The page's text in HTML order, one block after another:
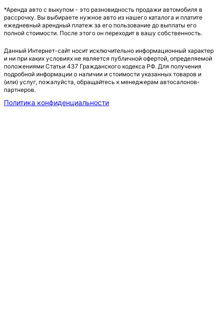
*Аренда авто с выкупом - это разновидность продажи автомобиля в
рассрочку. Вы выбираете нужное авто из нашего каталога и платите
ежедневный арендный платеж за его пользование до выплаты его
полной стоимости. После этого он переходит в вашу собственность.
Данный Интернет-сайт носит исключительно информационный характер
и ни при каких условиях не является публичной офертой, определяемой
положениями Статьи 437 Гражданского кодекса РФ. Для получения
подробной информации о наличии и стоимости указанных товаров и
(или) услуг, пожалуйста, обращайтесь к менеджерам автосалонов-
партнеров.
Политика конфиденциальности